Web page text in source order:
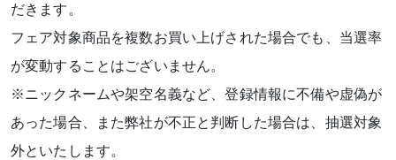
だきます。
フェア対象商品を複数お買い上げされた場合でも、当選率
が変動することはございません。
※ニックネームや架空名義など、登録情報に不備や虚偽が
あった場合、また弊社が不正と判断した場合は、抽選対象
外といたします。